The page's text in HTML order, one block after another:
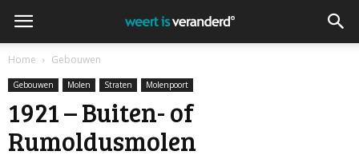
Home Gebouwen
Gebouwen Molen Straten Molenpoort
1921 – Buiten- of
Rumoldusmolen